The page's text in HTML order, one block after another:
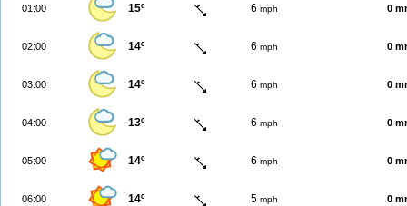
01:00 15º 6 mph 0
02:00 14º 6 mph 0
03:00 14º 6 mph 0
04:00 13º 6 mph 0
05:00 14º 6 mph 0
06:00 14º 5 mph 0